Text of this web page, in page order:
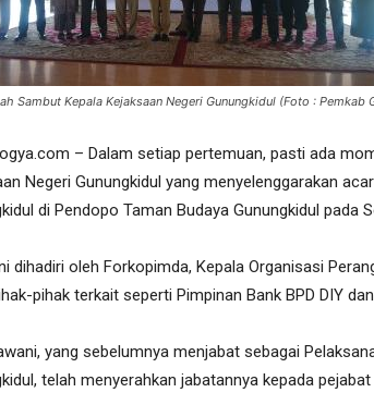
Sambut Kepala Kejaksaan Negeri Gunungkidul (Foto : Pemkab
– Dalam setiap pertemuan, pasti ada
Negeri Gunungkidul yang menyelenggarakan
di Pendopo Taman Budaya Gunungkidul pada
dihadiri oleh Forkopimda, Kepala Organisasi
pihak terkait seperti Pimpinan Bank BPD DIY dan
yang sebelumnya menjabat sebagai
telah menyerahkan jabatannya kepada